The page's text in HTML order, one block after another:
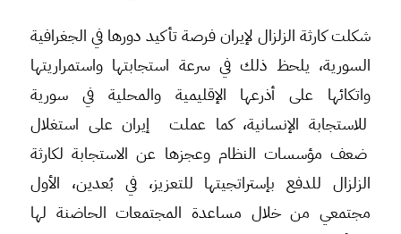
شكلت كارثة الزلزال لإيران فرصة تأكيد دورها في الجغرافية
السورية، يلحظ ذلك في سرعة استجابتها واستمراريتها
واتكائها على أذرعها الإقليمية والمحلية في سورية
للاستجابة الإنسانية، كما عملت إيران على استغلال
ضعف مؤسسات النظام وعجزها عن الاستجابة لكارثة
الزلزال للدفع بإستراتجيتها للتعزيز، في بُعدين، الأول
مجتمعي من خلال مساعدة المجتمعات الحاضنة لها